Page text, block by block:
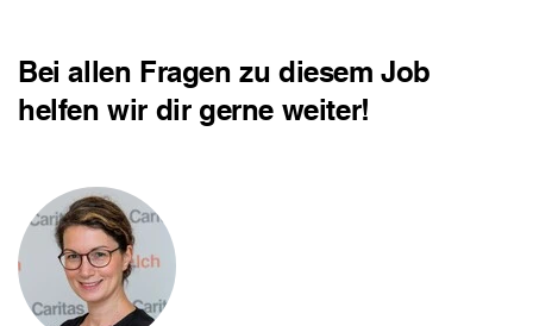
Bei allen Fragen zu diesem Job
helfen wir dir gerne weiter!